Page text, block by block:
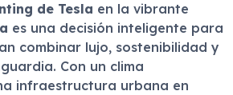
de Tesla en la vibrante
es una decisión inteligente para
combinar lujo, sostenibilidad y
Con un clima
infraestructura urbana en